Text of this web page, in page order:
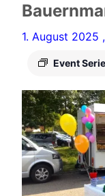
1. August 2025
Event